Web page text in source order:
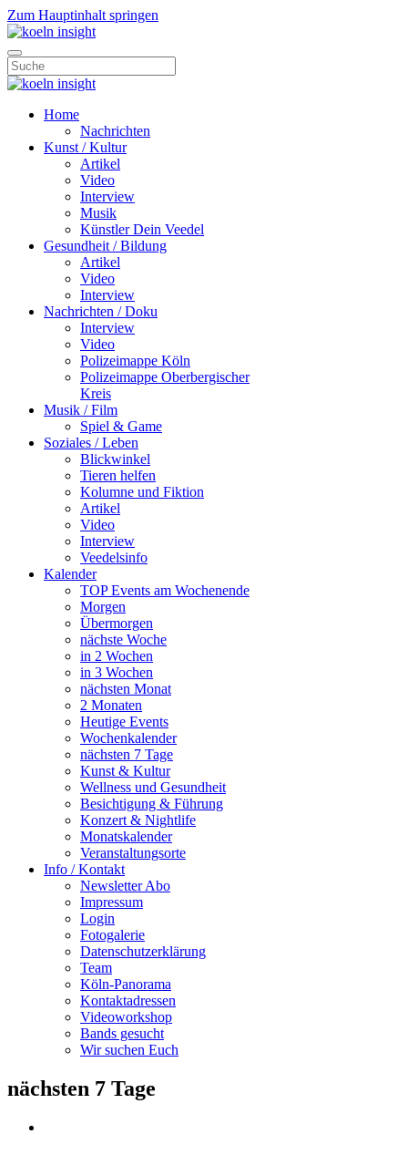
Zum Hauptinhalt springen
Home
Nachrichten
Kunst / Kultur
Artikel
Video
Interview
Musik
Künstler Dein Veedel
Gesundheit / Bildung
Artikel
Video
Interview
Nachrichten / Doku
Interview
Video
Polizeimappe Köln
Polizeimappe Oberbergischer
Kreis
Musik / Film
Spiel & Game
Soziales / Leben
Blickwinkel
Tieren helfen
Kolumne und Fiktion
Artikel
Video
Interview
Veedelsinfo
Kalender
TOP Events am Wochenende
Morgen
Übermorgen
nächste Woche
in 2 Wochen
in 3 Wochen
nächsten Monat
2 Monaten
Heutige Events
Wochenkalender
nächsten 7 Tage
Kunst & Kultur
Wellness und Gesundheit
Besichtigung & Führung
Konzert & Nightlife
Monatskalender
Veranstaltungsorte
Info / Kontakt
Newsletter Abo
Impressum
Login
Fotogalerie
Datenschutzerklärung
Team
Köln-Panorama
Kontaktadressen
Videoworkshop
Bands gesucht
Wir suchen Euch
nächsten 7 Tage